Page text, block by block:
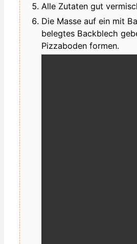
Alle Zutaten gut
Die Masse auf ein mit
belegtes Backblech
Pizzaboden formen.